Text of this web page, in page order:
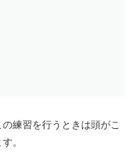
練習を行うときは頭がこ
。